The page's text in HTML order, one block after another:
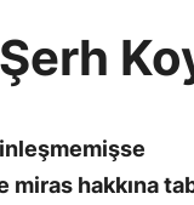
miras hakkına